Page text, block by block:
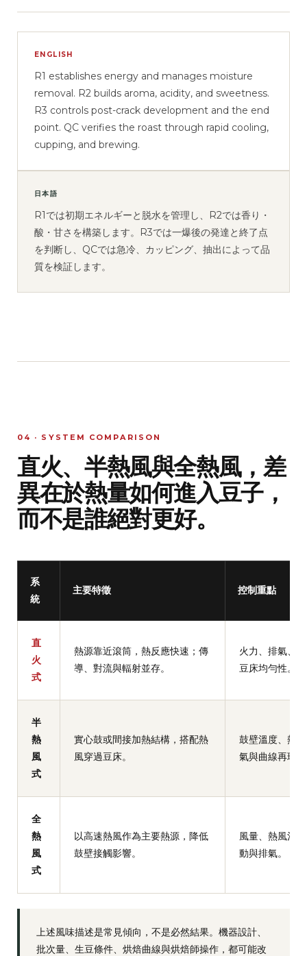
ENGLISH
R1 establishes energy and manages moisture
removal. R2 builds aroma, acidity, and sweetness.
R3 controls post-crack development and the end
point. QC verifies the roast through rapid cooling,
cupping, and brewing.
日本語
R1では初期エネルギーと脱水を管理し、R2では香り・
酸・甘さを構築します。R3では一爆後の発達と終了点
を判断し、QCでは急冷、カッピング、抽出によって品
質を検証します。
04 · SYSTEM COMPARISON
直火、半熱風與全熱風，差
異在於熱量如何進入豆子，
而不是誰絕對更好。
系
統
主要特徵 控制重點
直
火
式
熱源靠近滾筒，熱反應快速；傳
導、對流與輻射並存。
火力、排氣、
豆床均勻性。
半
熱
風
式
實心鼓或間接加熱結構，搭配熱
風穿過豆床。
鼓壁溫度、熱
氣與曲線再現
全
熱
風
式
以高速熱風作為主要熱源，降低
鼓壁接觸影響。
風量、熱風溫
動與排氣。
上述風味描述是常見傾向，不是必然結果。機器設計、
批次量、生豆條件、烘焙曲線與烘焙師操作，都可能改